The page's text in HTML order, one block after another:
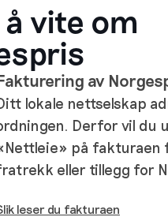
vite om
av
lokale nettselskap
Derfor vil du
på fakturaen
eller tillegg for
leser du fakturaen